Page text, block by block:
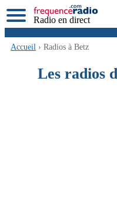
Radio en direct
Accueil › Radios à Betz
Les radios